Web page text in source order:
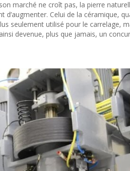
marché ne croît pas, la pierre
Celui de la céramique,
seulement utilisé pour le carrelage,
devenue, plus que jamais, un